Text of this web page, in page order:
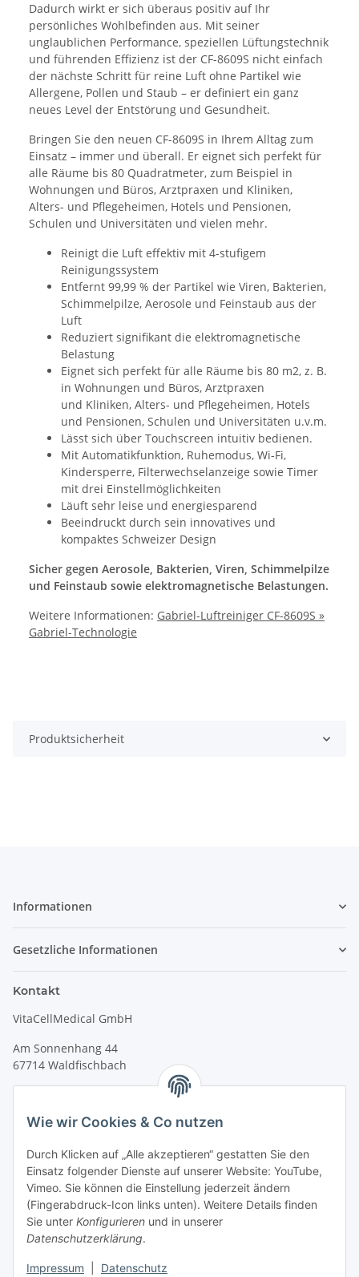
Wie wir Cookies & Co nutzen
Durch Klicken auf „Alle akzeptieren“ gestatten Sie den
Einsatz folgender Dienste auf unserer Website: YouTube,
Vimeo. Sie können die Einstellung jederzeit ändern
(Fingerabdruck-Icon links unten). Weitere Details finden
Sie unter Konfigurieren und in unserer
Datenschutzerklärung.
Impressum Datenschutz
Dadurch wirkt er sich überaus positiv auf Ihr
persönliches Wohlbefinden aus. Mit seiner
unglaublichen Performance, speziellen Lüftungstechnik
und führenden Effizienz ist der CF-8609S nicht einfach
der nächste Schritt für reine Luft ohne Partikel wie
Allergene, Pollen und Staub – er definiert ein ganz
neues Level der Entstörung und Gesundheit.
Bringen Sie den neuen CF-8609S in Ihrem Alltag zum
Einsatz – immer und überall. Er eignet sich perfekt für
alle Räume bis 80 Quadratmeter, zum Beispiel in
Wohnungen und Büros, Arztpraxen und Kliniken,
Alters- und Pflegeheimen, Hotels und Pensionen,
Schulen und Universitäten und vielen mehr.
Reinigt die Luft effektiv mit 4-stufigem
Reinigungssystem
Entfernt 99,99 % der Partikel wie Viren, Bakterien,
Schimmelpilze, Aerosole und Feinstaub aus der
Luft
Reduziert signifikant die elektromagnetische
Belastung
Eignet sich perfekt für alle Räume bis 80 m2, z. B.
in Wohnungen und Büros, Arztpraxen
und Kliniken, Alters- und Pflegeheimen, Hotels
und Pensionen, Schulen und Universitäten u.v.m.
Lässt sich über Touchscreen intuitiv bedienen.
Mit Automatikfunktion, Ruhemodus, Wi-Fi,
Kindersperre, Filterwechselanzeige sowie Timer
mit drei Einstellmöglichkeiten
Läuft sehr leise und energiesparend
Beeindruckt durch sein innovatives und
kompaktes Schweizer Design
Sicher gegen Aerosole, Bakterien, Viren, Schimmelpilze
und Feinstaub sowie elektromagnetische Belastungen.
Weitere Informationen: Gabriel-Luftreiniger CF-8609S »
Gabriel-Technologie
Produktsicherheit
Informationen
Gesetzliche Informationen
Kontakt
VitaCellMedical GmbH
Am Sonnenhang 44
67714 Waldfischbach
info@vitacellmedical.com
Erreichbarkeit
Mo – Fr 08:00 Uhr – 17:00 Uhr
Außerhalb dieser Zeit unterinfo@vitacellmedical.com
Sie möchten, dass wir Sie besuchen?